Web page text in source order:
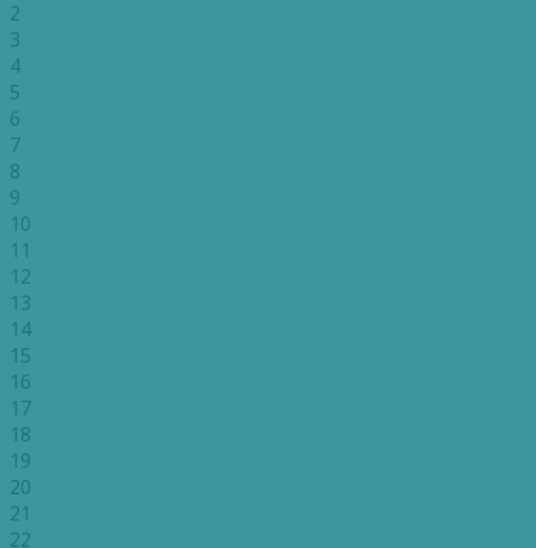
2
3
4
5
6
7
8
9
10
11
12
13
14
15
16
17
18
19
20
21
22